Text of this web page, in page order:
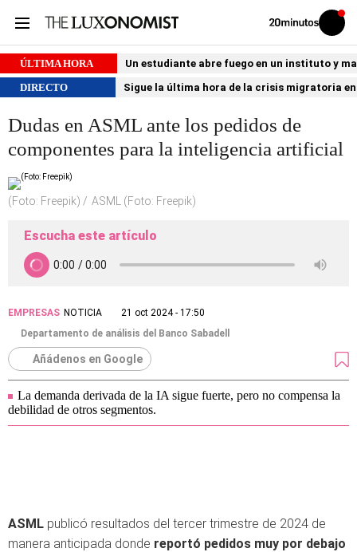
Volver
Iniciar
sesión
ÚLTIMA HORA
Un estudiante abre fuego en un instituto y
DIRECTO
Sigue la última hora de la crisis migratoria
Dudas en ASML ante los pedidos de
componentes para la inteligencia artificial
(Foto: Freepik) ASML (Foto: Freepik)
Escucha este artículo
EMPRESAS NOTICIA
21 oct 2024 - 17:50
Departamento de análisis del Banco Sabadell
Añádenos en Google
La demanda derivada de la IA sigue fuerte, pero no compensa la
debilidad de otros segmentos.
ASML publicó resultados del tercer trimestre de 2024 de
manera anticipada donde reportó pedidos muy por debajo